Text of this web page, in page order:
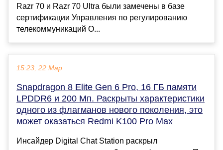
Razr 70 и Razr 70 Ultra были замечены в базе
сертификации Управления по регулированию
телекоммуникаций О...
15:23, 22 Мар
Snapdragon 8 Elite Gen 6 Pro, 16 ГБ памяти
LPDDR6 и 200 Мп. Раскрыты характеристики
одного из флагманов нового поколения, это
может оказаться Redmi K100 Pro Max
Инсайдер Digital Chat Station раскрыл